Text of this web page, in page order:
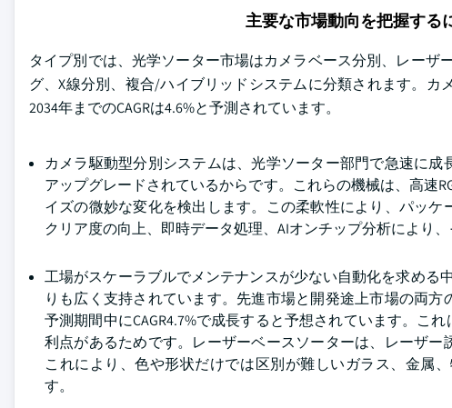
主要な市場動向を把握する
タイプ別では、光学ソーター市場はカメラベース分別、レーザ
グ、X線分別、複合/ハイブリッドシステムに分類されます。カ
2034年までのCAGRは4.6%と予測されています。
カメラ駆動型分別システムは、光学ソーター部門で急速に
アップグレードされているからです。これらの機械は、高速
イズの微妙な変化を検出します。この柔軟性により、パッ
クリア度の向上、即時データ処理、AIオンチップ分析により
工場がスケーラブルでメンテナンスが少ない自動化を求める
りも広く支持されています。先進市場と開発途上市場の両
予測期間中にCAGR4.7%で成長すると予想されています。こ
利点があるためです。レーザーベースソーターは、レーザー
これにより、色や形状だけでは区別が難しいガラス、金属
す。